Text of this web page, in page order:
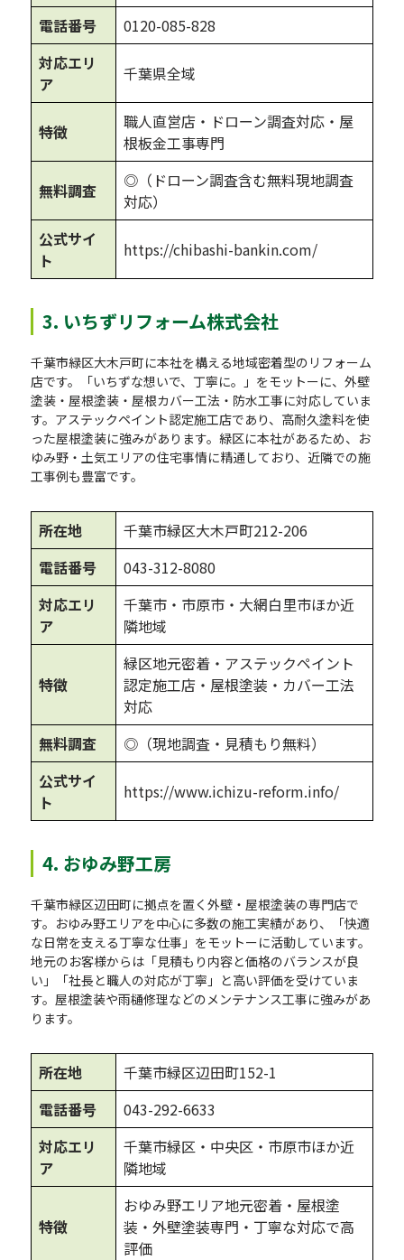
電話番号
0120-085-828
対応エリ
ア
千葉県全域
特徴
職人直営店・ドローン調査対応・屋
根板金工事専門
無料調査
◎（ドローン調査含む無料現地調査
対応）
公式サイ
ト
https://chibashi-bankin.com/
3. いちずリフォーム株式会社
千葉市緑区大木戸町に本社を構える地域密着型のリフォーム
店です。「いちずな想いで、丁寧に。」をモットーに、外壁
塗装・屋根塗装・屋根カバー工法・防水工事に対応していま
す。アステックペイント認定施工店であり、高耐久塗料を使
った屋根塗装に強みがあります。緑区に本社があるため、お
ゆみ野・土気エリアの住宅事情に精通しており、近隣での施
工事例も豊富です。
所在地
千葉市緑区大木戸町212-206
電話番号
043-312-8080
対応エリ
ア
千葉市・市原市・大網白里市ほか近
隣地域
特徴
緑区地元密着・アステックペイント
認定施工店・屋根塗装・カバー工法
対応
無料調査
◎（現地調査・見積もり無料）
公式サイ
ト
https://www.ichizu-reform.info/
4. おゆみ野工房
千葉市緑区辺田町に拠点を置く外壁・屋根塗装の専門店で
す。おゆみ野エリアを中心に多数の施工実績があり、「快適
な日常を支える丁寧な仕事」をモットーに活動しています。
地元のお客様からは「見積もり内容と価格のバランスが良
い」「社長と職人の対応が丁寧」と高い評価を受けていま
す。屋根塗装や雨樋修理などのメンテナンス工事に強みがあ
ります。
所在地
千葉市緑区辺田町152-1
電話番号
043-292-6633
対応エリ
ア
千葉市緑区・中央区・市原市ほか近
隣地域
特徴
おゆみ野エリア地元密着・屋根塗
装・外壁塗装専門・丁寧な対応で高
評価